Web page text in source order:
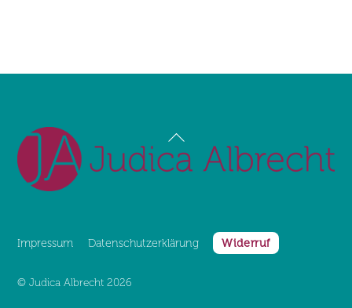
Back
To
Top
Impressum Datenschutz­erklärung Widerruf
©Judica Albrecht 2026